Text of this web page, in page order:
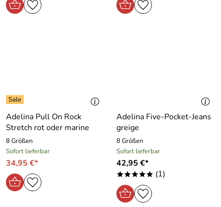
Adelina Pull On Rock
Stretch rot oder marine
8 Größen
Sofort lieferbar
34,95 €*
Adelina Five-Pocket-Jeans
greige
8 Größen
Sofort lieferbar
42,95 €*
***** (1)